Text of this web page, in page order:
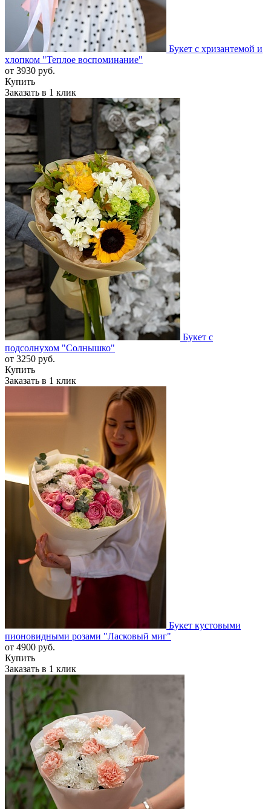
Букет с хризантемой и
хлопком "Теплое воспоминание"
от 3930 руб.
Купить
Заказать в 1 клик
Букет с
подсолнухом "Солнышко"
от 3250 руб.
Купить
Заказать в 1 клик
Букет кустовыми
пионовидными розами "Ласковый миг"
от 4900 руб.
Купить
Заказать в 1 клик